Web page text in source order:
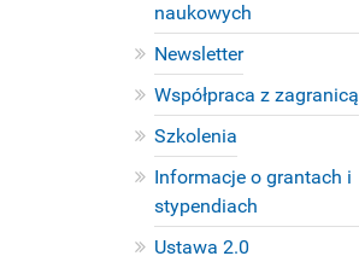
naukowych
Newsletter
Współpraca z zagranicą
Szkolenia
Informacje o grantach i
stypendiach
Ustawa 2.0